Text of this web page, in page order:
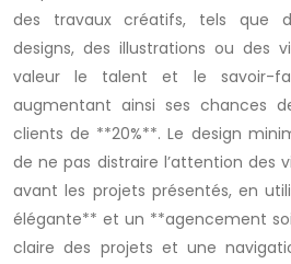
des travaux créatifs, tels que
designs, des illustrations ou des
valeur le talent et le savoir-
augmentant ainsi ses chances
clients de **20%**. Le design
de ne pas distraire l’attention des
avant les projets présentés, en
élégante** et un **agencement
claire des projets et une